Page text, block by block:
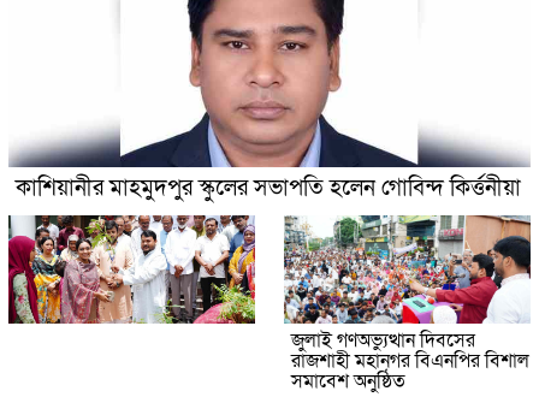
কাশিয়ানীর মাহমুদপুর স্কুলের সভাপতি হলেন গোবিন্দ কির্ত্তনীয়া
জুলাই গণঅভ্যুত্থান দিবসের
রাজশাহী মহানগর বিএনপির বিশাল
সমাবেশ অনুষ্ঠিত